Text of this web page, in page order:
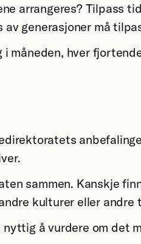
arrangeres? Tilpass
generasjoner må
måneden, hver
sammen. Kanskje
kulturer eller andre
å vurdere om det